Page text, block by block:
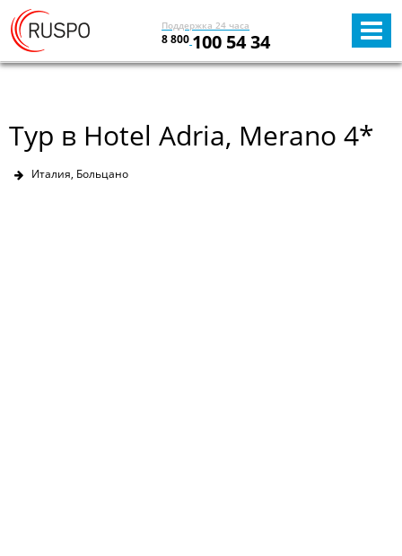
Поддержка 24 часа
8 800 100 54 34
Тур в Hotel Adria, Merano 4*
Италия, Больцано